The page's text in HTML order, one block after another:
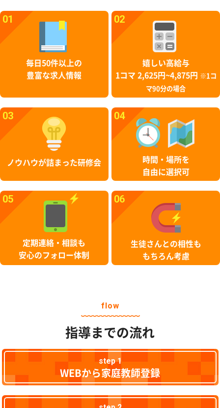
01
毎日50件以上の
豊富な求人情報
02
嬉しい高給与
1コマ 2,625円~4,875円
※1コ
マ90分の場合
03
ノウハウが詰まった研修会
04
時間・場所を
自由に選択可
05
定期連絡・相談も
安心のフォロー体制
06
生徒さんとの相性も
もちろん考慮
flow
指導までの流れ
step 1
WEBから家庭教師登録